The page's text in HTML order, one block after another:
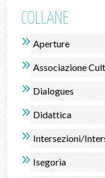
COLLANE
Aperture
Associazione
Dialogues
Didattica
Intersezioni/
Isegorìa